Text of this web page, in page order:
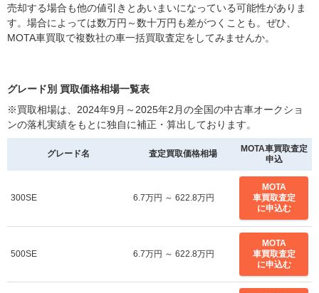
売却する場合も他の値引きとあいまいになっている可能性がありま
す。場合によっては数万円～数十万円も差がつくことも。ぜひ、
MOTA車買取で複数社の車一括買取査定をしてみませんか。
グレード別 買取価格相場一覧表
※買取相場は、2024年9月～2025年2月の全国の中古車オークショ
ンの落札実績をもとに独自に補正・算出しております。
グレード名 査定買取価格相場
MOTA車買取査定
申込
300SE 6.7万円 ～ 622.8万円
MOTA
車買取査定
に申込む
500SE 6.7万円 ～ 622.8万円
MOTA
車買取査定
に申込む